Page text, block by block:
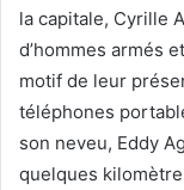
la capitale, Cyrille
d’hommes armés
motif de leur
téléphones
son neveu, Eddy
quelques